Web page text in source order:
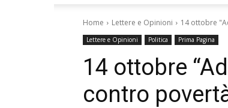
Home Lettere e Opinioni 14 ottobre
Lettere e Opinioni Politica Prima Pagina
14 ottobre
contro